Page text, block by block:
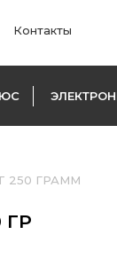
Контакты
250 ГРАММ
ГР